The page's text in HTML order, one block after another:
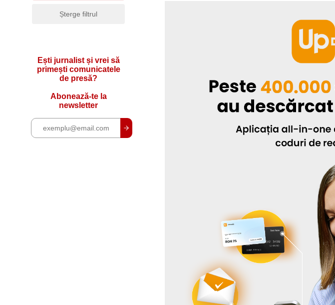
Șterge filtrul
Ești jurnalist și vrei să
primești comunicatele
de presă?
Abonează-te la
newsletter